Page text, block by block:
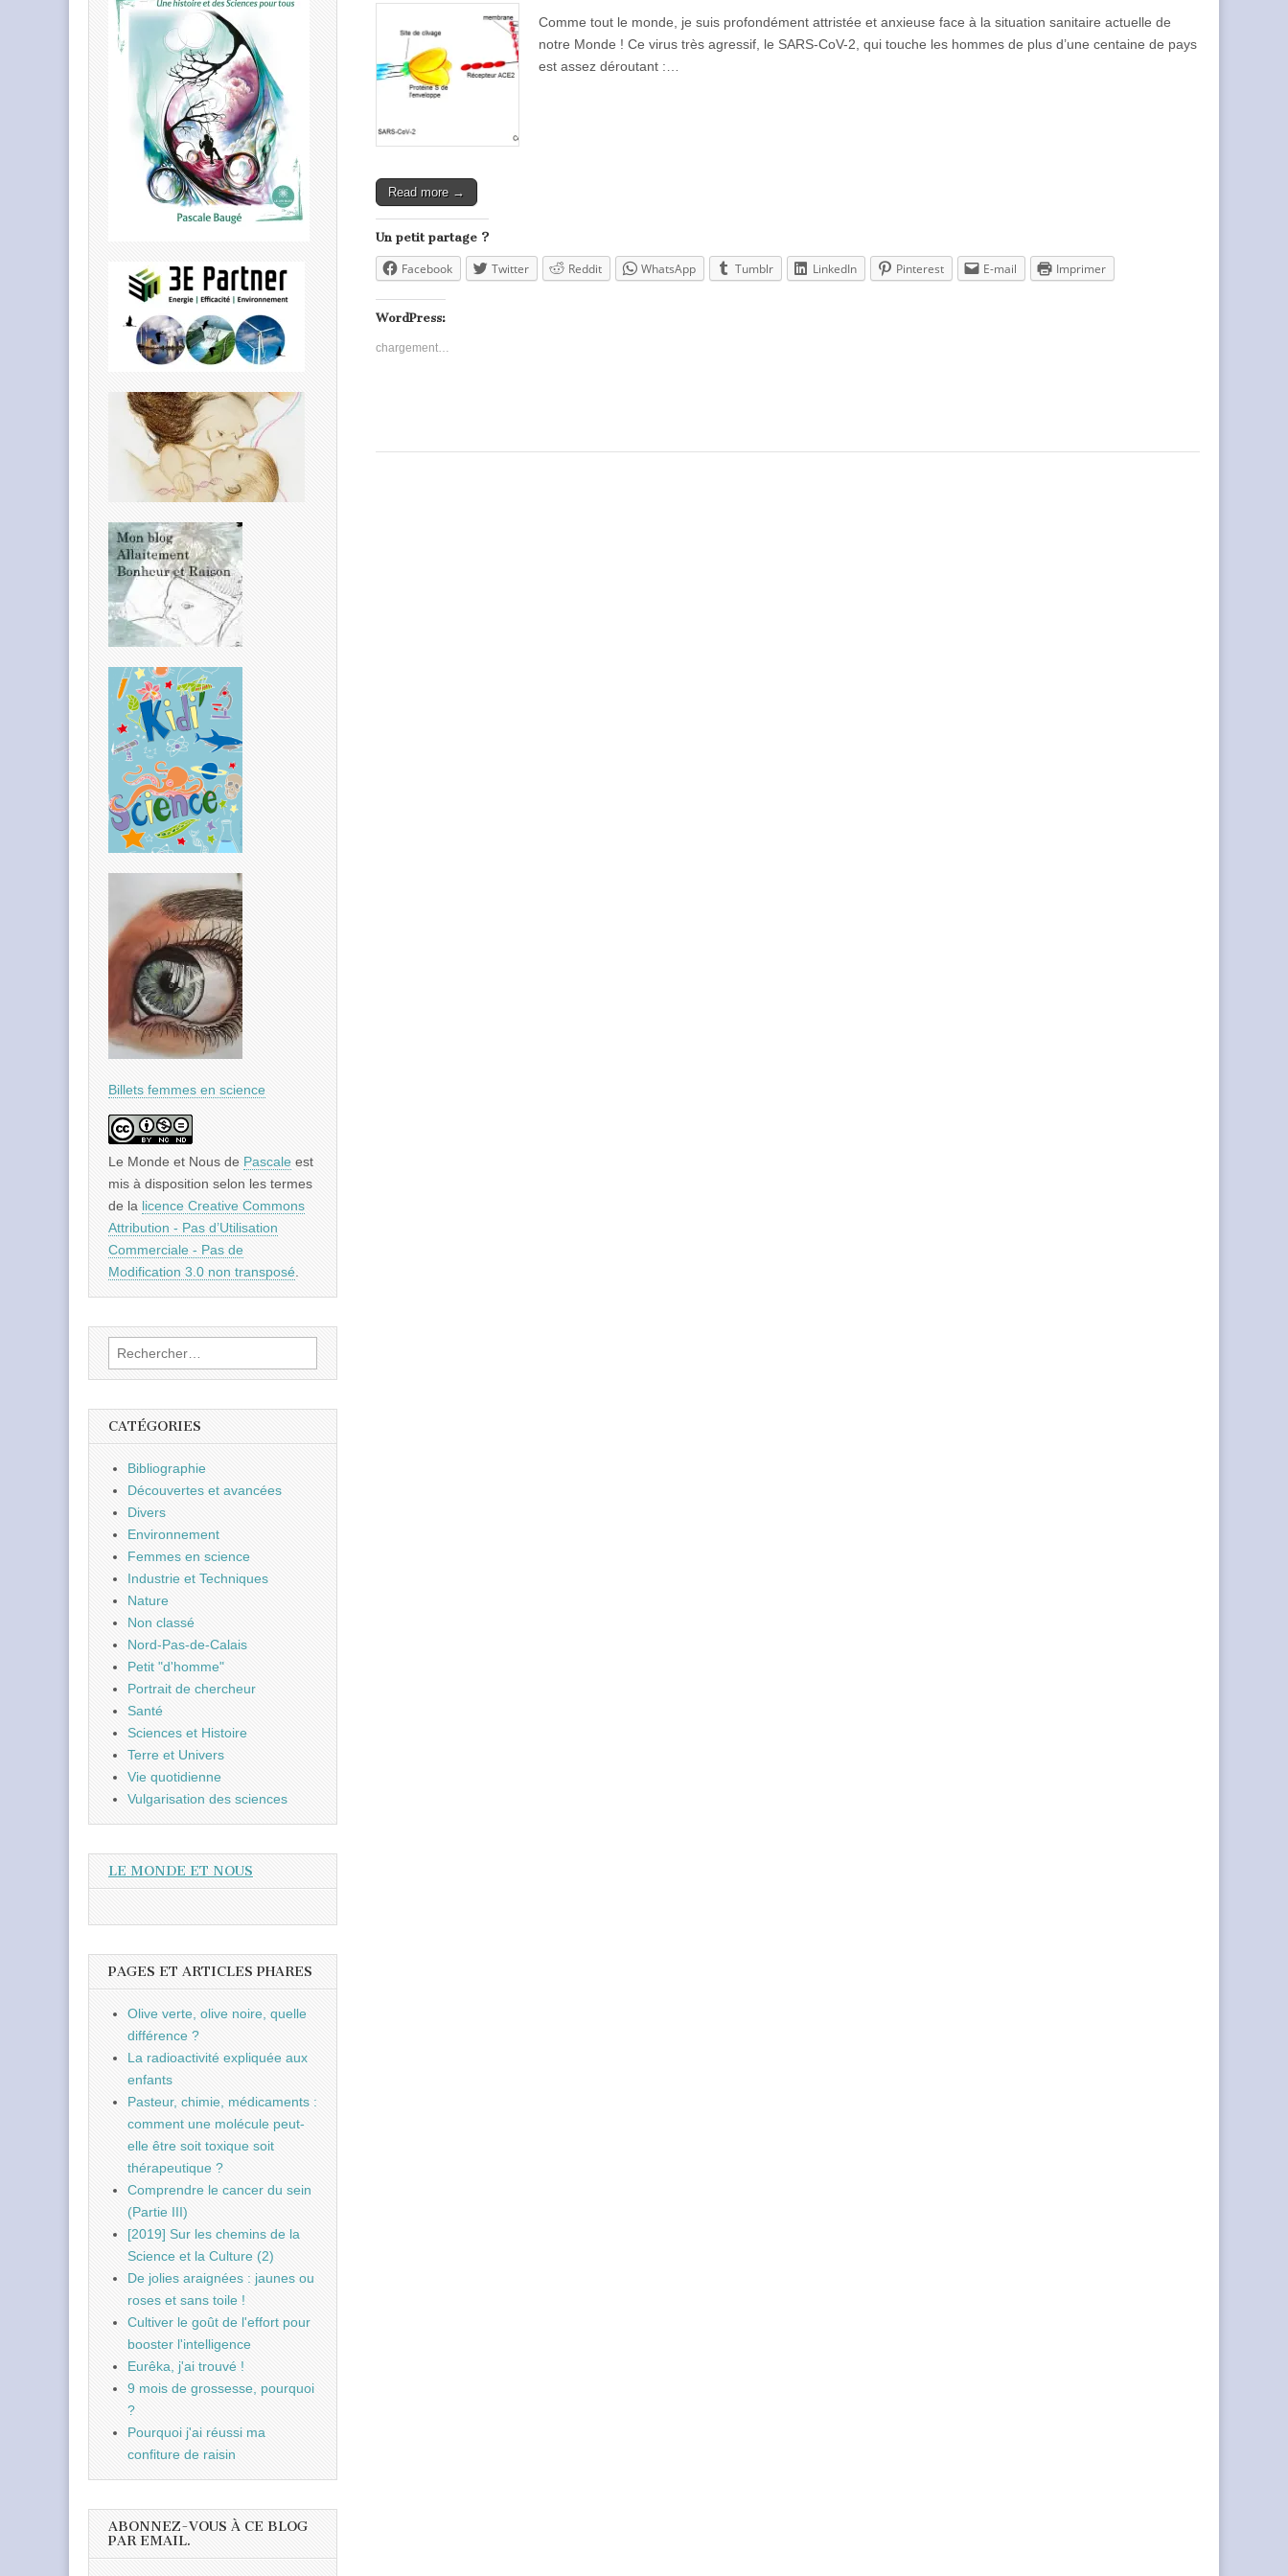
Comme tout le monde, je suis profondément attristée et anxieuse face à la situation sanitaire actuelle de
notre Monde ! Ce virus très agressif, le SARS-CoV-2, qui touche les hommes de plus d’une centaine de pays
est assez déroutant :…
Read more →
Un petit partage ?
Facebook Twitter Reddit WhatsApp Tumblr LinkedIn Pinterest E-mail Imprimer
WordPress:
chargement…
Billets femmes en science
Le Monde et Nous de Pascale est
mis à disposition selon les termes
de la licence Creative Commons
Attribution - Pas d’Utilisation
Commerciale - Pas de
Modification 3.0 non transposé.
Rechercher :
CATÉGORIES
Bibliographie
Découvertes et avancées
Divers
Environnement
Femmes en science
Industrie et Techniques
Nature
Non classé
Nord-Pas-de-Calais
Petit "d'homme"
Portrait de chercheur
Santé
Sciences et Histoire
Terre et Univers
Vie quotidienne
Vulgarisation des sciences
LE MONDE ET NOUS
PAGES ET ARTICLES PHARES
Olive verte, olive noire, quelle
différence ?
La radioactivité expliquée aux
enfants
Pasteur, chimie, médicaments :
comment une molécule peut-
elle être soit toxique soit
thérapeutique ?
Comprendre le cancer du sein
(Partie III)
[2019] Sur les chemins de la
Science et la Culture (2)
De jolies araignées : jaunes ou
roses et sans toile !
Cultiver le goût de l'effort pour
booster l'intelligence
Eurêka, j'ai trouvé !
9 mois de grossesse, pourquoi
?
Pourquoi j'ai réussi ma
confiture de raisin
ABONNEZ-VOUS À CE BLOG
PAR EMAIL.